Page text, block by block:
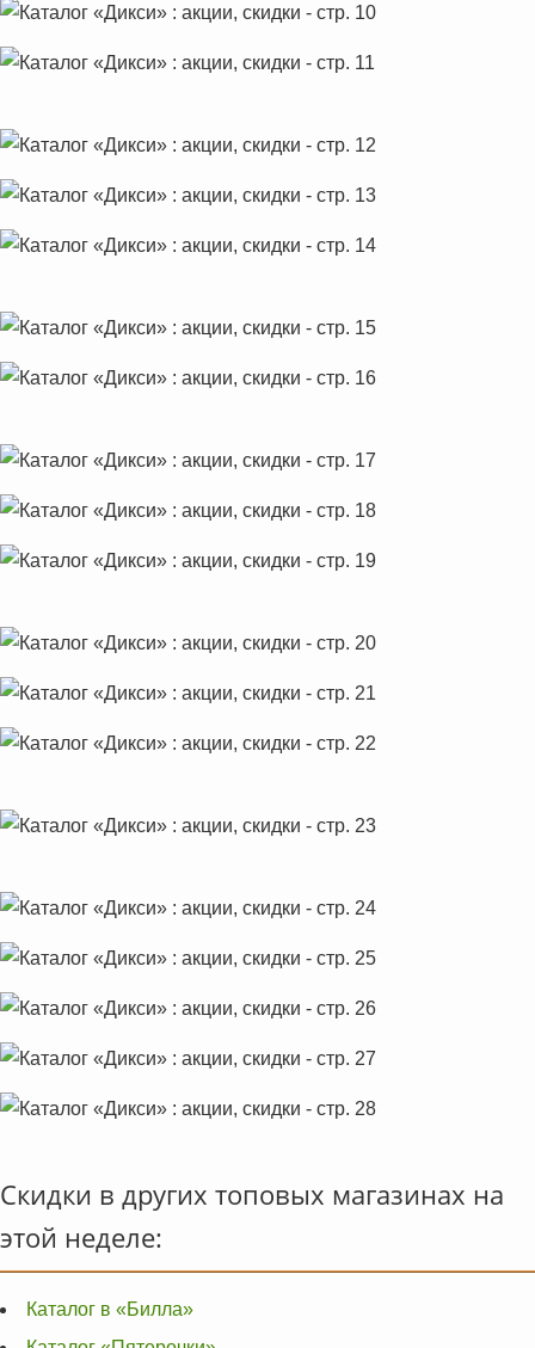
Скидки в других топовых магазинах на
этой неделе:
Каталог в «Билла»